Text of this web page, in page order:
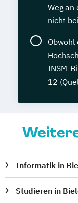
Weg an
nicht
Obwohl
INSM-
12
Informatik in
Studieren in